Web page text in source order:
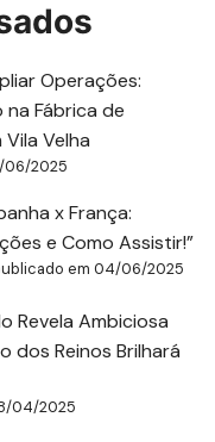
Operações:
Fábrica de
Velha
06/2025
x França:
e Como Assistir!”
em 04/06/2025
Revela Ambiciosa
dos Reinos Brilhará
04/2025